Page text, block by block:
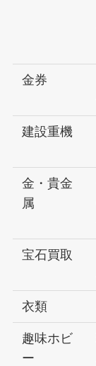
金券
建設重機
金・貴金
属
宝石買取
衣類
趣味ホビ
ー